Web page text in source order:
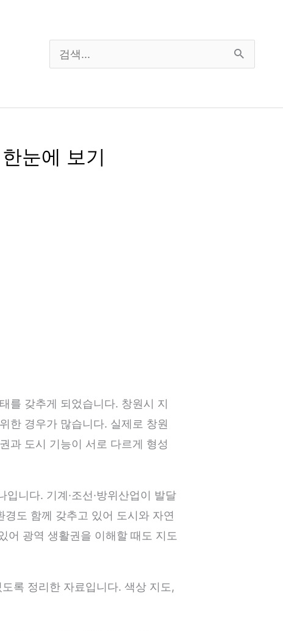
색
상
눈에 보기
를 갖추게 되었습니다. 창원시 지
한 경우가 많습니다. 실제로 창원
과 도시 기능이 서로 다르게 형성
니다. 기계·조선·방위산업이 발달
도 함께 갖추고 있어 도시와 자연
어 광역 생활권을 이해할 때도 지도
록 정리한 자료입니다. 색상 지도,